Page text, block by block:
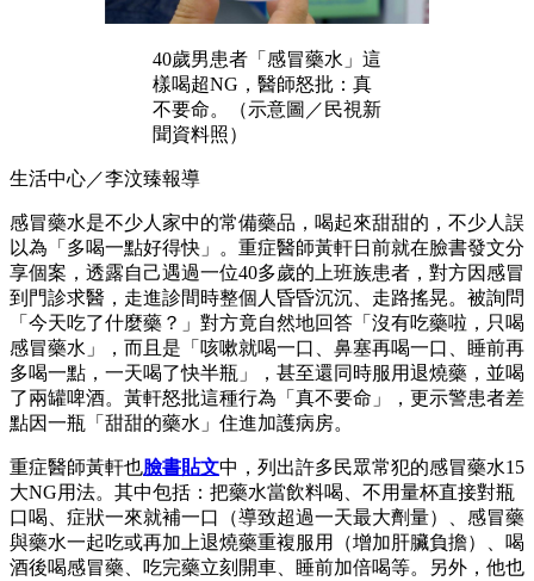
40歲男患者「感冒藥水」這
樣喝超NG，醫師怒批：真
不要命。（示意圖／民視新
聞資料照）
生活中心／李汶臻報導
感冒藥水是不少人家中的常備藥品，喝起來甜甜的，不少人誤
以為「多喝一點好得快」。重症醫師黃軒日前就在臉書發文分
享個案，透露自己遇過一位40多歲的上班族患者，對方因感冒
到門診求醫，走進診間時整個人昏昏沉沉、走路搖晃。被詢問
「今天吃了什麼藥？」對方竟自然地回答「沒有吃藥啦，只喝
感冒藥水」，而且是「咳嗽就喝一口、鼻塞再喝一口、睡前再
多喝一點，一天喝了快半瓶」，甚至還同時服用退燒藥，並喝
了兩罐啤酒。黃軒怒批這種行為「真不要命」，更示警患者差
點因一瓶「甜甜的藥水」住進加護病房。
重症醫師黃軒也臉書貼文中，列出許多民眾常犯的感冒藥水15
大NG用法。其中包括：把藥水當飲料喝、不用量杯直接對瓶
口喝、症狀一來就補一口（導致超過一天最大劑量）、感冒藥
與藥水一起吃或再加上退燒藥重複服用（增加肝臟負擔）、喝
酒後喝感冒藥、吃完藥立刻開車、睡前加倍喝等。另外，他也